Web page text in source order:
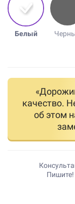
Белый
качество.
об этом
Пишите!